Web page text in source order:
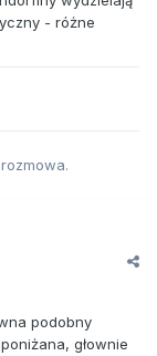
- różne
podobny
głownie